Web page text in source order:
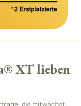
XT lieben
, die mitwächst,